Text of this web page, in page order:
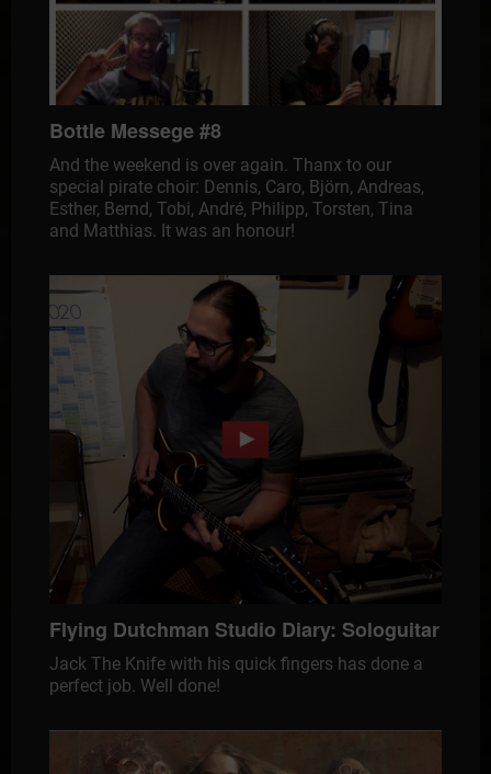
Bottle Messege #8
And the weekend is over again. Thanx to our
special pirate choir: Dennis, Caro, Björn, Andreas,
Esther, Bernd, Tobi, André, Philipp, Torsten, Tina
and Matthias. It was an honour!
Flying Dutchman Studio Diary: Sologuitar
Jack The Knife with his quick fingers has done a
perfect job. Well done!